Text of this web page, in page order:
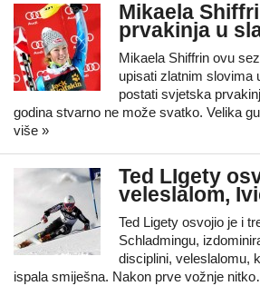
Mikaela
prvakinja u
Mikaela Shiffrin ovu
upisati zlatnim slovima
postati svjetska
godina stvarno ne može svatko. Velika
više »
Ted LIgety
veleslalom,
Ted Ligety osvojio je i
Schladmingu,
disciplini, veleslalomu,
ispala smiješna. Nakon prve vožnje